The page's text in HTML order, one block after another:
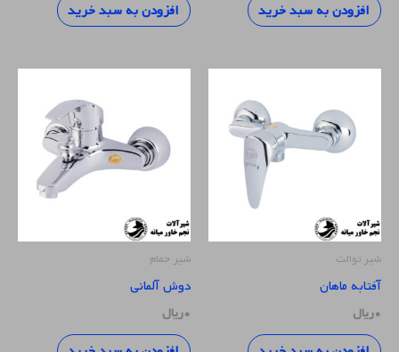
افزودن به سبد خرید افزودن به سبد خرید
شیر توالت
آفتابه ماهان
۰ریال
شیر حمام
دوش آلمانی
۰ریال